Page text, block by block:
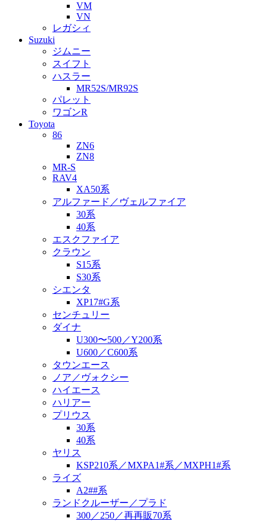
VM
VN
レガシィ
Suzuki
ジムニー
スイフト
ハスラー
MR52S/MR92S
パレット
ワゴンR
Toyota
86
ZN6
ZN8
MR-S
RAV4
XA50系
アルファード／ヴェルファイア
30系
40系
エスクファイア
クラウン
S15系
S30系
シエンタ
XP17#G系
センチュリー
ダイナ
U300〜500／Y200系
U600／C600系
タウンエース
ノア／ヴォクシー
ハイエース
ハリアー
プリウス
30系
40系
ヤリス
KSP210系／MXPA1#系／MXPH1#系
ライズ
A2##系
ランドクルーザー／プラド
300／250／再再販70系